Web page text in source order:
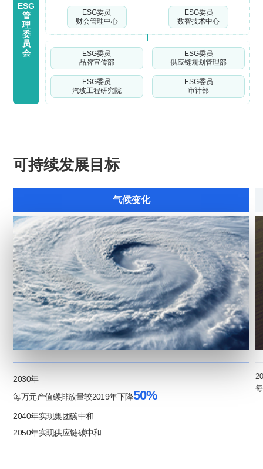
ESG
管
理
委
员
会
ESG委员
财会管理中心
ESG委员
数智技术中心
ESG委员
品牌宣传部
ESG委员
供应链规划管理部
ESG委员
汽玻工程研究院
ESG委员
审计部
可持续发展目标
气候变化
2030年
每万元产值碳排放量较2019年下降50%
2040年实现集团碳中和
2050年实现供应链碳中和